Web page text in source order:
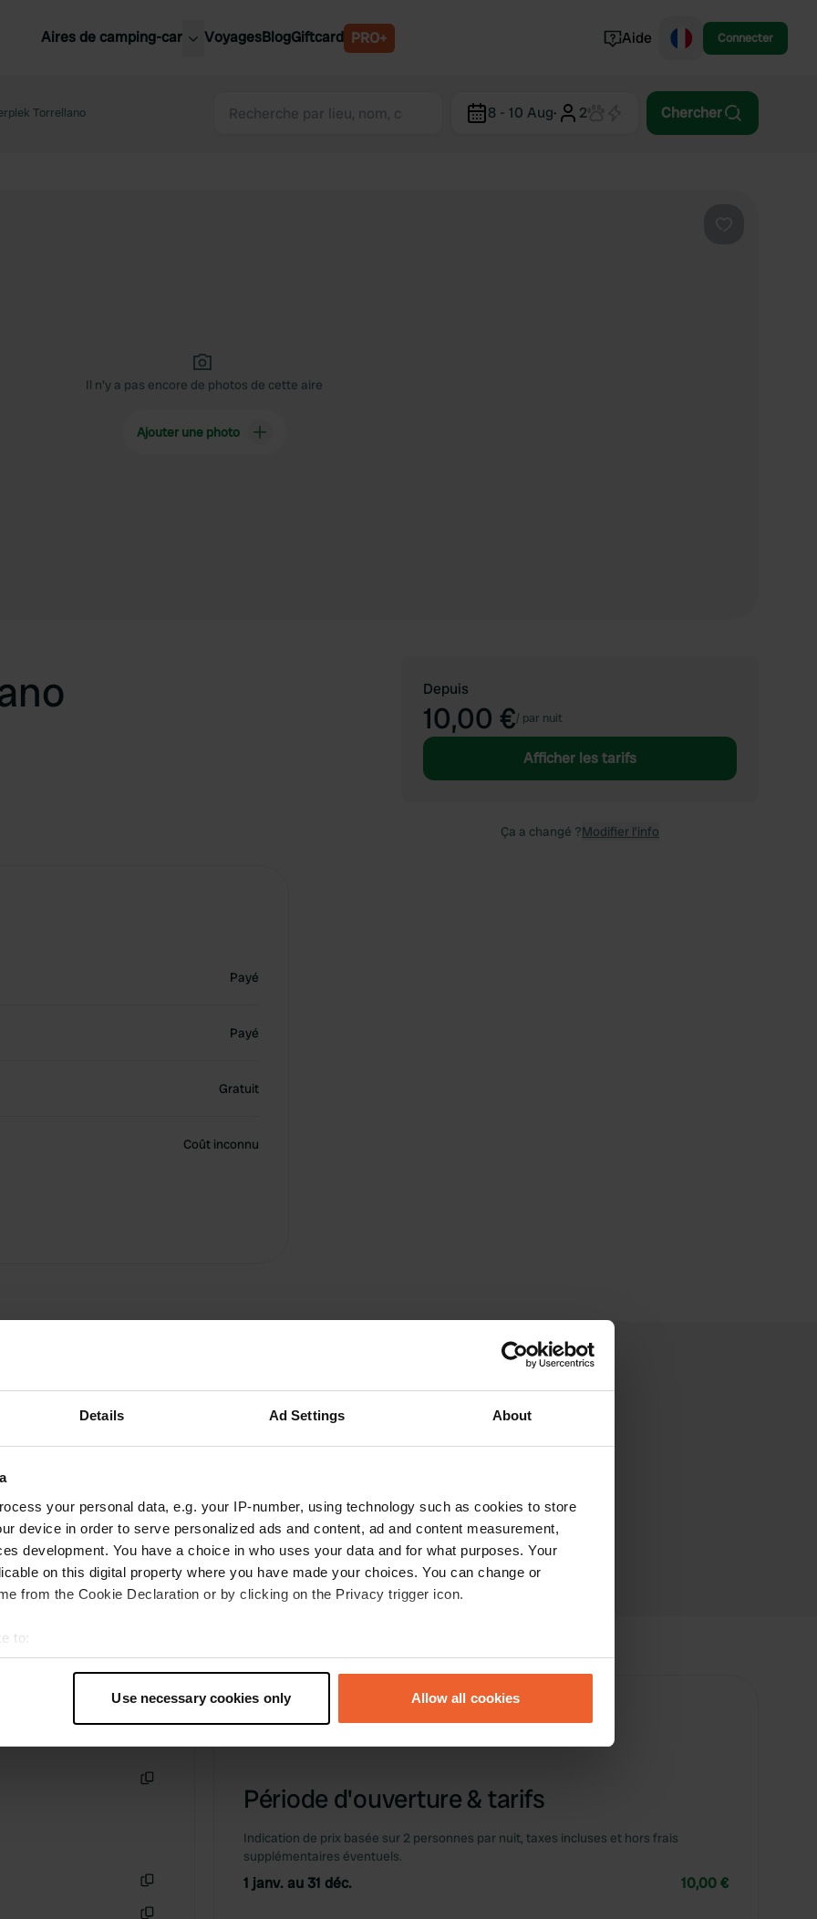
Details Ad Settings About
your personal data, e.g. your IP-number, using technology such as cookies to store
device in order to serve personalized ads and content, ad and content measurement,
development. You have a choice in who uses your data and for what purposes. Your
on this digital property where you have made your choices. You can change or
from the Cookie Declaration or by clicking on the Privacy trigger icon.
to:
geographical location which can be accurate to within several meters
personal data is processed and set your preferences in the
our site with our social media, advertising and analytics partners who may combine it with
to them or that they’ve collected from your use of their services.
Use necessary cookies only Allow all cookies
Aires de camping-car
Slovénie
VoyagesBlogGiftcard PRO+ Aide Connecter
Torrellano 8 - 10 Aug· 2 Chercher
Il n'y a pas encore de photos de cette aire
Ajouter une photo
Payé
Payé
Gratuit
Coût inconnu
Depuis
10,00 €/ par nuit
Afficher les tarifs
Ça a changé ?Modifier l’info
Ajouter un avis
Information
Période d'ouverture & tarifs
Indication de prix basée sur 2 personnes par nuit, taxes incluses et hors frais
supplémentaires éventuels.
1 janv. au 31 déc. 10,00 €